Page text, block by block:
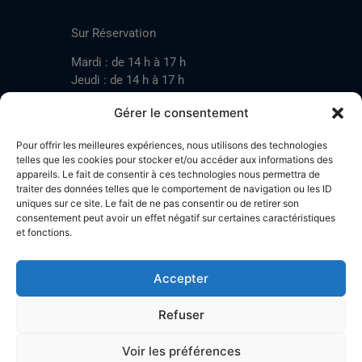
Gérer le consentement
Pour offrir les meilleures expériences, nous utilisons des technologies
telles que les cookies pour stocker et/ou accéder aux informations des
appareils. Le fait de consentir à ces technologies nous permettra de
traiter des données telles que le comportement de navigation ou les ID
uniques sur ce site. Le fait de ne pas consentir ou de retirer son
consentement peut avoir un effet négatif sur certaines caractéristiques
et fonctions.
Accepter
Refuser
Voir les préférences
Sur Réservation
Mardi : de 14 h à 17 h
Jeudi : de 14 h à 17 h
Mardi : de 17 h à 20 h
Jeudi : de 17 h à 20 h
Samedi : de 14 h à 17 h
Stand de tir LA BOTZACHE
Près de Mazembroz
Tel: +41 (0)79 220 41 69
Plan d'accès